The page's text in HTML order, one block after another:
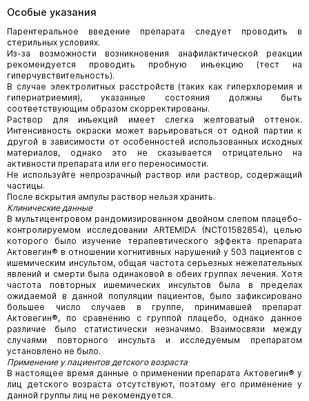
Особые указания
Парентеральное введение препарата следует проводить в
стерильных условиях.
Из-за возможности возникновения анафилактической реакции
рекомендуется проводить пробную инъекцию (тест на
гиперчувствительность).
В случае электролитных расстройств (таких как гиперхлоремия и
гипернатриемия), указанные состояния должны быть
соответствующим образом скорректированы.
Раствор для инъекций имеет слегка желтоватый оттенок.
Интенсивность окраски может варьироваться от одной партии к
другой в зависимости от особенностей использованных исходных
материалов, однако это не сказывается отрицательно на
активности препарата или его переносимости.
Не используйте непрозрачный раствор или раствор, содержащий
частицы.
После вскрытия ампулы раствор нельзя хранить.
Клинические данные
В мультицентровом рандомизированном двойном слепом плацебо-
контролируемом исследовании ARTEMIDA (NCT01582854), целью
которого было изучение терапевтического эффекта препарата
Актовегин® в отношении когнитивных нарушений у 503 пациентов с
ишемическим инсультом, общая частота серьезных нежелательных
явлений и смерти была одинаковой в обеих группах лечения. Хотя
частота повторных ишемических инсультов была в пределах
ожидаемой в данной популяции пациентов, было зафиксировано
большее число случаев в группе, принимавшей препарат
Актовегин®, по сравнению с группой плацебо, однако данное
различие было статистически незначимо. Взаимосвязи между
случаями повторного инсульта и исследуемым препаратом
установлено не было.
Применение у пациентов детского возраста
В настоящее время данные о применении препарата Актовегин® у
лиц детского возраста отсутствуют, поэтому его применение у
данной группы лиц не рекомендуется.